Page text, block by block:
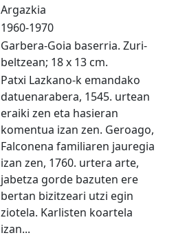
Argazkia
1960-1970
Garbera-Goia baserria. Zuri-
beltzean; 18 x 13 cm.
Patxi Lazkano-k emandako
datuenarabera, 1545. urtean
eraiki zen eta hasieran
komentua izan zen. Geroago,
Falconena familiaren jauregia
izan zen, 1760. urtera arte,
jabetza gorde bazuten ere
bertan bizitzeari utzi egin
ziotela. Karlisten koartela
izan...